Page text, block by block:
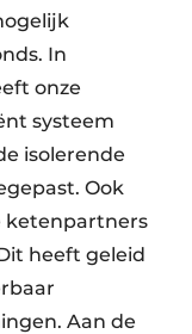
In
onze
systeem
isolerende
Ook
ketenpartners
heeft geleid
Aan de